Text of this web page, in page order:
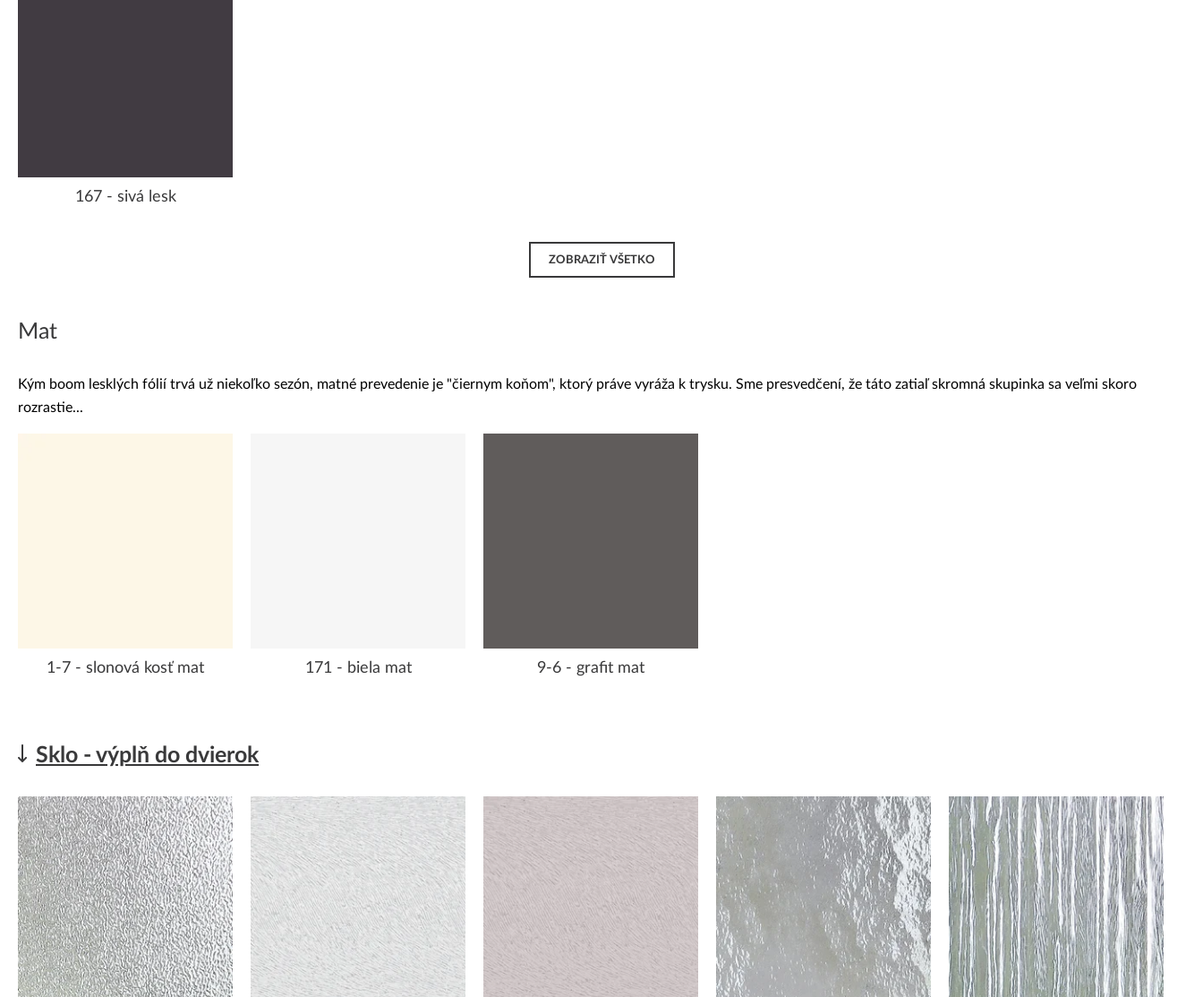
167 - sivá lesk
ZOBRAZIŤ VŠETKO
Mat
Kým boom lesklých fólií trvá už niekoľko sezón, matné prevedenie je "čiernym koňom", ktorý práve vyráža k trysku. Sme presvedčení, že táto zatiaľ skromná skupinka sa veľmi skoro
rozrastie...
1-7 - slonová kosť mat 171 - biela mat 9-6 - grafit mat
Sklo - výplň do dvierok